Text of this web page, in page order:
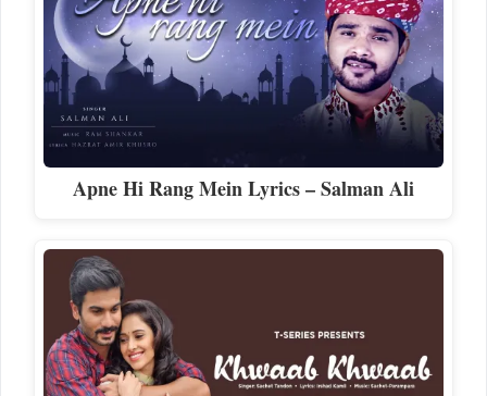
Apne Hi Rang Mein Lyrics – Salman Ali